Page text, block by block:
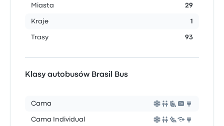
Miasta 29
Kraje 1
Trasy 93
Klasy autobusów Brasil Bus
Cama
Cama Individual